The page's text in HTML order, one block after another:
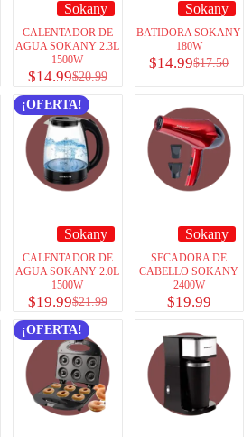
Sokany
CALENTADOR DE
AGUA SOKANY 2.3L
1500W
$20.99
$14.99
Sokany
BATIDORA SOKANY
180W
$17.50
$14.99
¡OFERTA!
Sokany
CALENTADOR DE
AGUA SOKANY 2.0L
1500W
$21.99
$19.99
Sokany
SECADORA DE
CABELLO SOKANY
2400W
$19.99
¡OFERTA!